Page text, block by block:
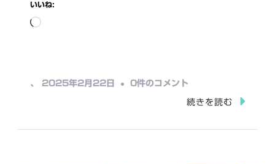
いいね:
読
中…
、 2025年2月22日 仙
0件のコメント
続きを読む